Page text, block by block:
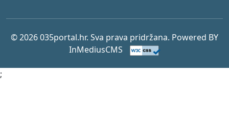
© 2026 035portal.hr. Sva prava pridržana. Powered BY
InMediusCMS
;